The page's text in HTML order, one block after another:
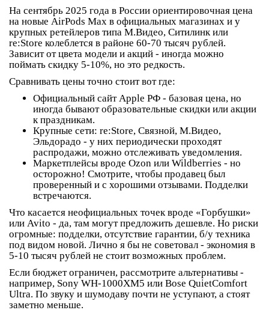
На сентябрь 2025 года в России ориентировочная цена
на новые AirPods Max в официальных магазинах и у
крупных ретейлеров типа М.Видео, Ситилинк или
re:Store колеблется в районе 60-70 тысяч рублей.
Зависит от цвета модели и акций - иногда можно
поймать скидку 5-10%, но это редкость.
Сравнивать цены точно стоит вот где:
Официальный сайт Apple РФ - базовая цена, но
иногда бывают образовательные скидки или акции
к праздникам.
Крупные сети: re:Store, Связной, М.Видео,
Эльдорадо - у них периодически проходят
распродажи, можно отслеживать уведомления.
Маркетплейсы вроде Ozon или Wildberries - но
осторожно! Смотрите, чтобы продавец был
проверенный и с хорошими отзывами. Подделки
встречаются.
Что касается неофициальных точек вроде «Горбушки»
или Avito - да, там могут предложить дешевле. Но риски
огромные: подделки, отсутствие гарантии, б/у техника
под видом новой. Лично я бы не советовал - экономия в
5-10 тысяч рублей не стоит возможных проблем.
Если бюджет ограничен, рассмотрите альтернативы -
например, Sony WH-1000XM5 или Bose QuietComfort
Ultra. По звуку и шумодаву почти не уступают, а стоят
заметно меньше.